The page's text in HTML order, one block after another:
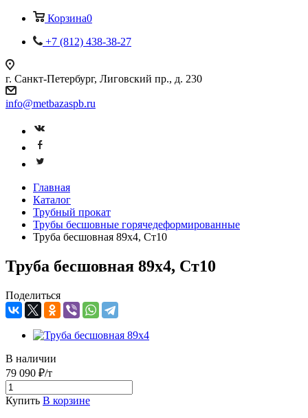
Корзина0
+7 (812) 438-38-27
г. Санкт-Петербург, Лиговский пр., д. 230
info@metbazaspb.ru
Главная
Каталог
Трубный прокат
Трубы бесшовные горячедеформированные
Труба бесшовная 89х4, Ст10
Труба бесшовная 89х4, Ст10
Поделиться
В наличии
79 090 ₽/т
Купить В корзине